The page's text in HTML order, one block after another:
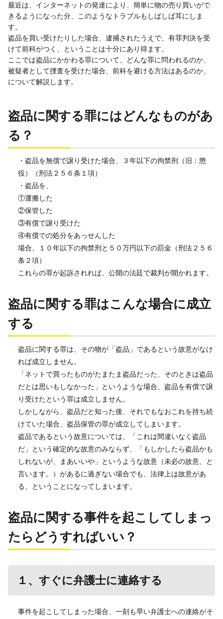
最近は、インターネットの発達により、簡単に物の売り買いがで
きるようになった分、このようなトラブルもしばしば耳にしま
す。
盗品を買い受けたりした場合、逮捕されたうえで、有罪判決を受
けて前科がつく、ということは十分にあり得ます。
ここでは盗品にかかわる罪について、どんな罪に問われるのか、
被疑者として捜査を受けた場合、前科を避ける方法はあるのか、
について解説します。
盗品に関する罪にはどんなものがあ
る？
・盗品を無償で譲り受けた場合、３年以下の拘禁刑（旧：懲
役）（刑法２５６条１項）
・盗品を、
①運搬した
②保管した
③有償で譲り受けた
④有償での処分をあっせんした
場合、１０年以下の拘禁刑と５０万円以下の罰金（刑法２５６
条２項）
これらの罪が起訴されれば、公開の法廷で裁判が開かれます。
盗品に関する罪はこんな場合に成立
する
盗品に関する罪は、その物が「盗品」であるという故意がなけ
れば成立しません。
「ネットで買ったものがたまたま盗品だった、そのときは盗品
だとは思いもしなかった」というような場合、盗品を有償で譲
り受けたという罪は成立しません。
しかしながら、盗品だと知った後、それでもなおこれを持ち続
けていた場合、盗品保管の罪が成立してしまいます。
盗品であるという故意については、「これは間違いなく盗品
だ」という確定的な故意のみならず、「もしかしたら盗品かも
しれないが、まあいいや」というような故意（未必の故意、と
言います。）があるに過ぎない場合でも、法律上は故意があ
る、ということになってしまいます。
盗品に関する事件を起こしてしまっ
たらどうすればいい？
１、すぐに弁護士に連絡する
事件を起こしてしまった場合、一刻も早い弁護士への連絡がそ